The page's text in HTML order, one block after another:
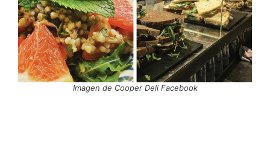
Imagen de Cooper Deli Facebook